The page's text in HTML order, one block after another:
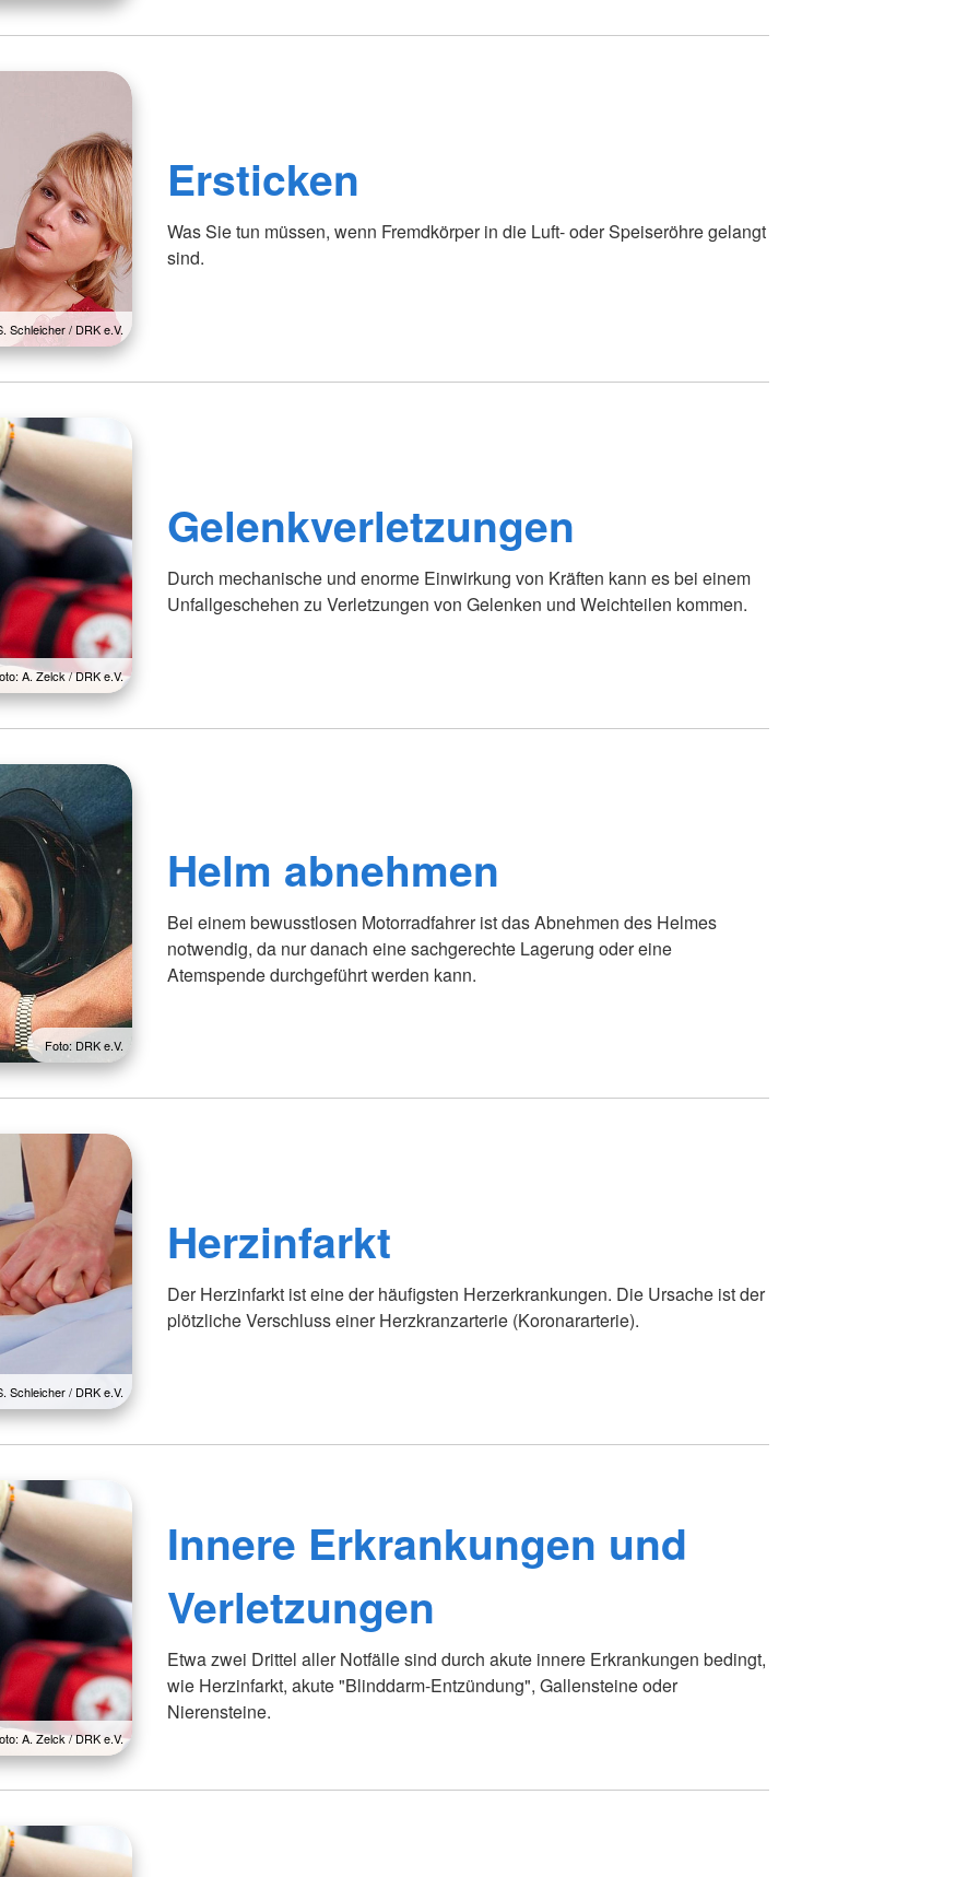
Schleicher / DRK e.V.
Ersticken
Was Sie tun müssen, wenn Fremdkörper in die Luft- oder Speiseröhre gelangt
sind.
A. Zelck / DRK e.V.
Gelenkverletzungen
Durch mechanische und enorme Einwirkung von Kräften kann es bei einem
Unfallgeschehen zu Verletzungen von Gelenken und Weichteilen kommen.
Foto: DRK e.V.
Helm abnehmen
Bei einem bewusstlosen Motorradfahrer ist das Abnehmen des Helmes
notwendig, da nur danach eine sachgerechte Lagerung oder eine
Atemspende durchgeführt werden kann.
Schleicher / DRK e.V.
Herzinfarkt
Der Herzinfarkt ist eine der häufigsten Herzerkrankungen. Die Ursache ist der
plötzliche Verschluss einer Herzkranzarterie (Koronararterie).
A. Zelck / DRK e.V.
Innere Erkrankungen und
Verletzungen
Etwa zwei Drittel aller Notfälle sind durch akute innere Erkrankungen bedingt,
wie Herzinfarkt, akute "Blinddarm-Entzündung", Gallensteine oder
Nierensteine.